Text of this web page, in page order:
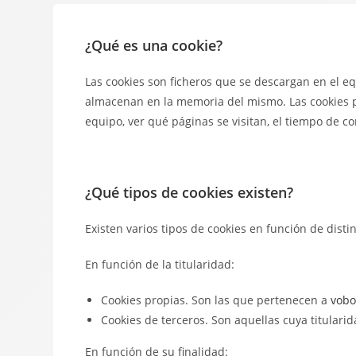
¿Qué es una cookie?
Las cookies son ficheros que se descargan en el
almacenan en la memoria del mismo. Las
equipo, ver qué páginas se visitan, el tiempo de
¿Qué tipos de cookies existen?
Existen varios tipos de cookies en función de
En función de la titularidad:
Cookies propias. Son las que pertenecen a
Cookies de terceros. Son aquellas cuya
En función de su finalidad: